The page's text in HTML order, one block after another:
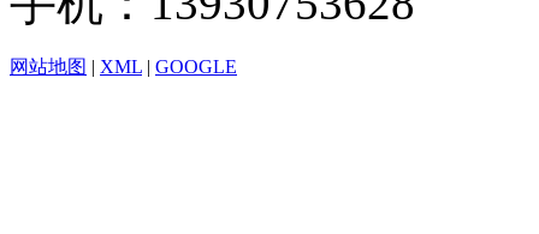
网站地图 | XML | GOOGLE